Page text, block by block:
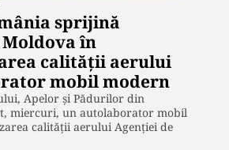
sprijină
în
calității aerului
mobil modern
Apelor și Pădurilor din
miercuri, un autolaborator mobil
calității aerului Agenției de